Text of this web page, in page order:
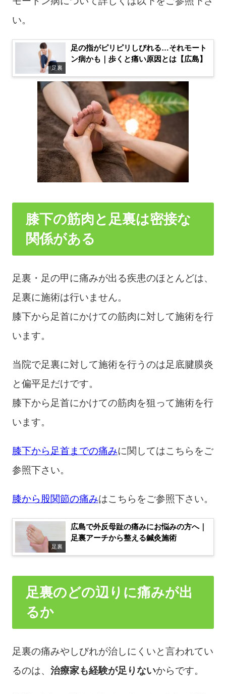
い。
足裏
足の指がピリピリしびれる…それモート
ン病かも｜歩くと痛い原因とは【広島】
膝下の筋肉と足裏は密接な
関係がある
足裏・足の甲に痛みが出る疾患のほとんどは、
足裏に施術は行いません。
膝下から足首にかけての筋肉に対して施術を行
います。
当院で足裏に対して施術を行うのは足底腱膜炎
と偏平足だけです。
膝下から足首にかけての筋肉を狙って施術を行
います。
膝下から足首までの痛みに関してはこちらをご
参照下さい。
膝から股関節の痛みはこちらをご参照下さい。
足裏
広島で外反母趾の痛みにお悩みの方へ｜
足裏アーチから整える鍼灸施術
足裏のどの辺りに痛みが出
るか
足裏の痛みやしびれが治しにくいと言われてい
るのは、 治療家も経験が足りないからです。